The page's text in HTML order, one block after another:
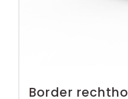
Border